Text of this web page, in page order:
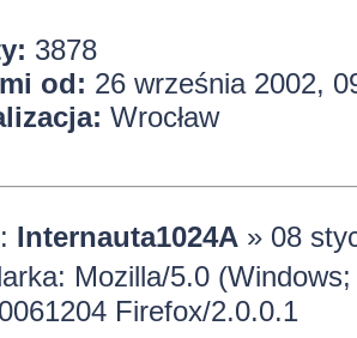
3878
od: 26 września 2002,
Wrocław
Internauta1024A» 08
Mozilla/5.0
Firefox/2.0.0.1